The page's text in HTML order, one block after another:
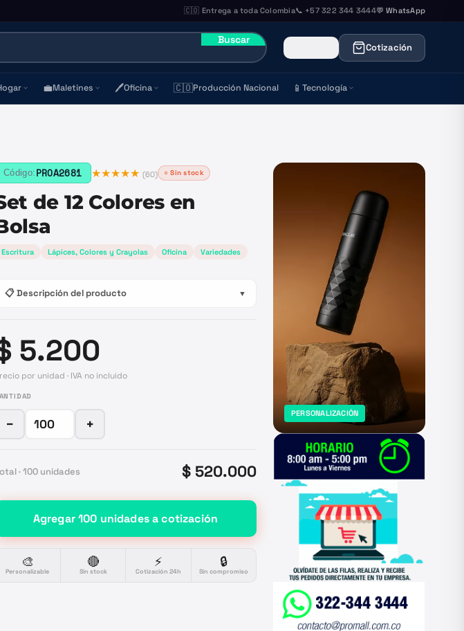
🇨🇴 Entrega a toda Colombia📞 +57 322 344 3444💬 WhatsApp
Buscar
Cotización
💼Maletines 🖊️Oficina 🇨🇴Producción Nacional 📱 Tecnología
Código: PROA2681 ★★★★★ (60) ○ Sin stock
de 12 Colores en
Escritura Lápices, Colores y Crayolas Oficina Variedades
📋 Descripción del producto ▼
5.200
por unidad · IVA no incluido
− +
· 100 unidades $ 520.000
Agregar100 unidadesa cotización
🎨
Personalizable
🔴
Sin stock
⚡
Cotización 24h
🔒
Sin compromiso
PERSONALIZACIÓN